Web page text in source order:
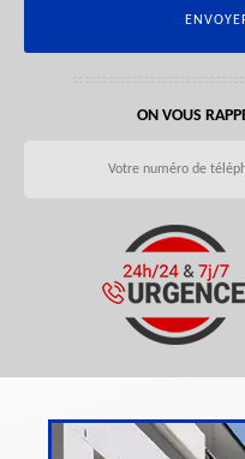
ON VOUS